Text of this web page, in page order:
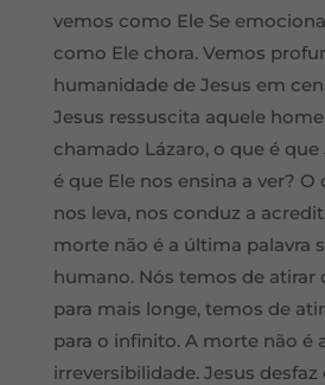
vemos como Ele Se
como Ele chora. Vemos
humanidade de Jesus em
Jesus ressuscita aquele
chamado Lázaro, o que é que
é que Ele nos ensina a ver? O
nos leva, nos conduz a
morte não é a última palavra
humano. Nós temos de atirar
para mais longe, temos de
para o infinito. A morte não é
irreversibilidade. Jesus desfaz